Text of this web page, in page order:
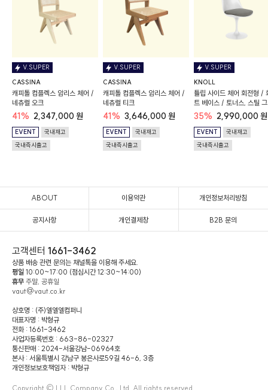
V.SUPER
CASSINA
캐피톨 컴플렉스 암리스 체어 /
네츄럴 오크
41% 2,347,000 원
EVENT
국내재고
국내즉시출고
V.SUPER
CASSINA
캐피톨 컴플렉스 암리스 체어 /
네츄럴 티크
41% 3,646,000 원
EVENT
국내재고
국내즉시출고
V.SUPER
KNOLL
튤립 사이드 체어 회전형 /
트 베이스 / 토너스, 스틸
35% 2,990,000 원
EVENT
국내재고
국내즉시출고
ABOUT 이용약관 개인정보처리방침
공지사항 개인결제창 B2B 문의
고객센터 1661-3462
상품 배송 관련 문의는 채널톡을 이용해 주세요.
평일 10:00~17:00 (점심시간 12:30~14:00)
휴무 주말, 공휴일
vaut@vaut.co.kr
상호명 : (주)엘엘엘컴퍼니
대표자명 : 박형규
전화 : 1661-3462
사업자등록번호 : 663-86-02327
통신판매 : 2024-서울강남-06964호
본사 : 서울특별시 강남구 봉은사로59길 46-6, 3층
개인정보보호책임자 : 박형규
Copyright © LLL Company Co., Ltd. All rights reserved